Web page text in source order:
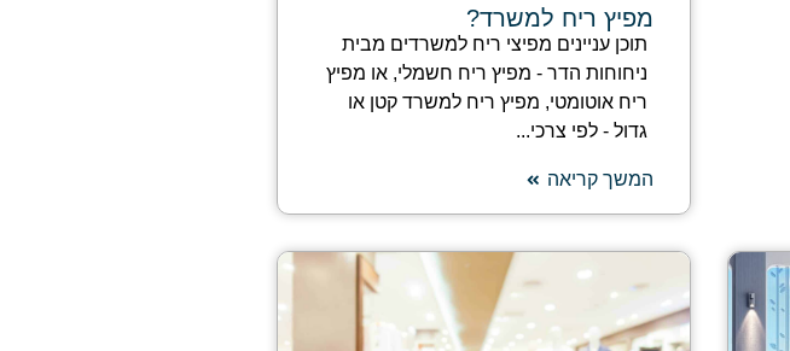
מפיץ ריח למשרד?
תוכן עניינים מפיצי ריח למשרדים מבית
ניחוחות הדר - מפיץ ריח חשמלי, או מפיץ
ריח אוטומטי, מפיץ ריח למשרד קטן או
גדול - לפי צרכי...
המשך קריאה